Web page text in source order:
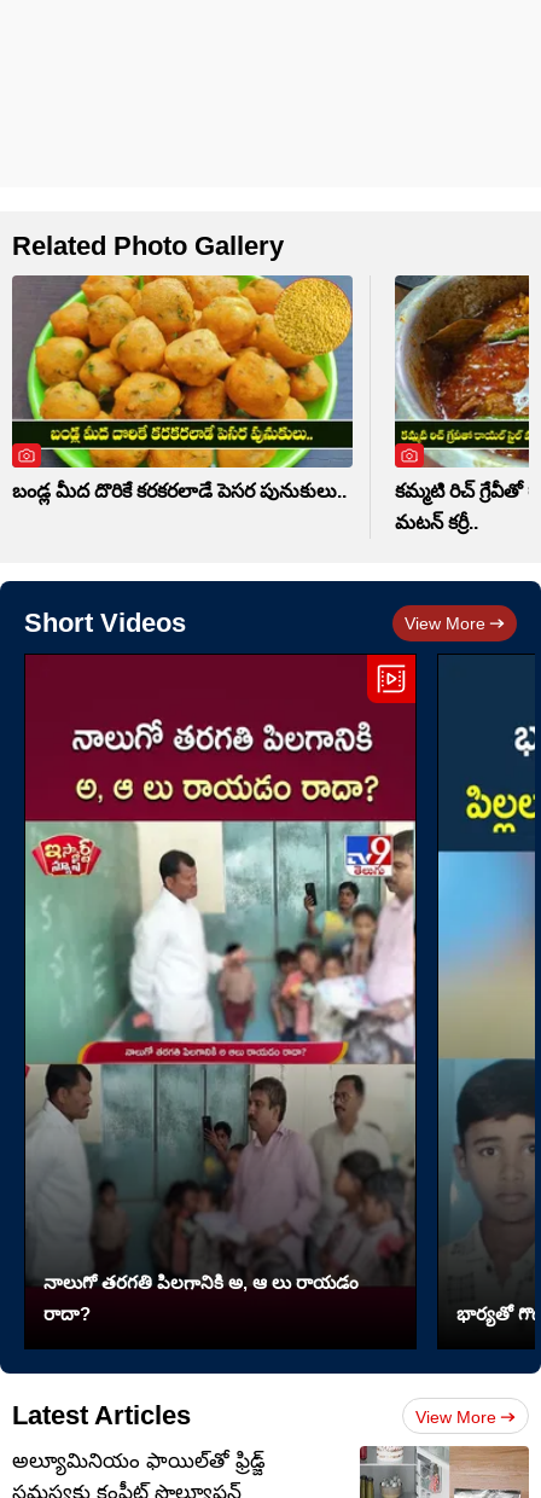
Related Photo Gallery
బండ్ల మీద దొరికే కరకరలాడే పెసర పునుకులు..
కమ్మటి రిచ్
మటన్ కర్రీ..
Short Videos View More
నాలుగో త‌ర‌గతి పిలగానికి అ, ఆ లు రాయ‌డం
రాదా?
భార్యతో
Latest Articles View More
అల్యూమినియం ఫాయిల్‌తో ఫ్రిడ్జ్
సమస్యకు కంప్లీట్ సొల్యూషన్